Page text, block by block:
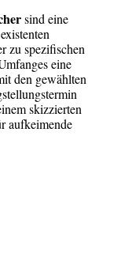
sind eine
zu spezifischen
eine
den gewählten
skizzierten
aufkeimende